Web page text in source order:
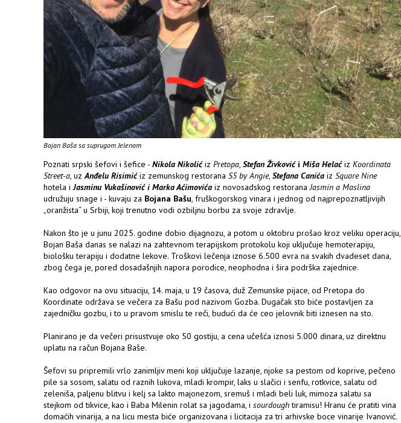
Bojan Baša sa suprugom Jelenom
Poznati srpski šefovi i šefice - Nikola Nikolićiz Pretopa, Stefan Živkovići Miša Helaćiz Koordinata
Street-a, uzAnđelu Risimićiz zemunskog restorana S5 by Angie, Stefana Canića iz Square Nine
hotela iJasminu Vukašinović i Marka Aćimovića iz novosadskog restoranaJasmin a Maslina
udružuju snage i - kuvaju za Bojana Bašu, fruškogorskog vinara i jednog od najprepoznatljivijih
„oranžista“ u Srbiji, koji trenutno vodi ozbiljnu borbu za svoje zdravlje.
Nakon što je u junu 2025. godine dobio dijagnozu, a potom u oktobru prošao kroz veliku operaciju,
Bojan Baša danas se nalazi na zahtevnom terapijskom protokolu koji uključuje hemoterapiju,
biološku terapiju i dodatne lekove. Troškovi lečenja iznose 6.500 evra na svakih dvadeset dana,
zbog čega je, pored dosadašnjih napora porodice, neophodna i šira podrška zajednice.
Kao odgovor na ovu situaciju, 14. maja, u 19 časova, duž Zemunske pijace, od Pretopa do
Koordinate održava se večera za Bašu pod nazivom Gozba. Dugačak sto biće postavljen za
zajedničku gozbu, i to u pravom smislu te reči, budući da će ceo jelovnik biti iznesen na sto.
Planirano je da večeri prisustvuje oko 50 gostiju, a cena učešća iznosi 5.000 dinara, uz direktnu
uplatu na račun Bojana Baše.
Šefovi su pripremili vrlo zanimljiv meni koji uključuje lazanje, njoke sa pestom od koprive, pečeno
pile sa sosom, salatu od raznih lukova, mladi krompir, laks u slačici i senfu, rotkvice, salatu od
zeleniša, paljenu blitvu i kelj sa lakto majonezom, sremuš i mladi beli luk, mimoza salatu sa
stejkom od tikvice, kao i Baba Milenin rolat sa jagodama, i sourdoughtiramisu! Hranu će pratiti vina
domaćih vinarija, a na licu mesta biće organizovana i licitacija za tri arhivske boce vinarije Ivanović.